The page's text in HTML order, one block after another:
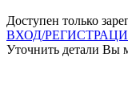
Доступен только
ВХОД/
Уточнить детали Вы